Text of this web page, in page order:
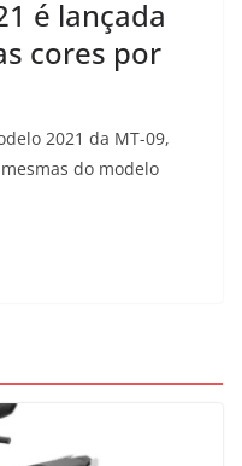
é lançada
cores por
2021 da MT-09,
do modelo